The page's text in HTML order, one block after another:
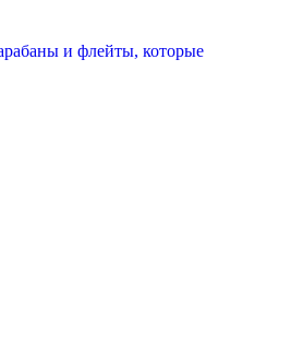
и флейты, которые